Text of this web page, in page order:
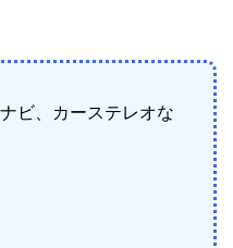
ビ、カーステレオな